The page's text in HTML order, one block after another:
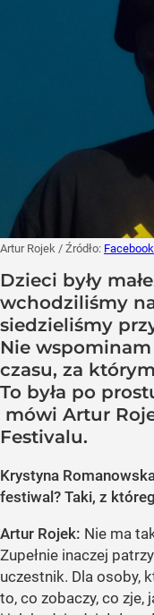
Artur Rojek / Źródło: Facebook
Dzieci były
wchodziliśmy
siedzieliśmy
Nie
czasu, za
To była po
mówi Artur
Festivalu.
Krystyna
festiwal? Taki, z
Artur Rojek: Nie ma
Zupełnie inaczej
uczestnik. Dla osoby,
to, co zobaczy, co zje,